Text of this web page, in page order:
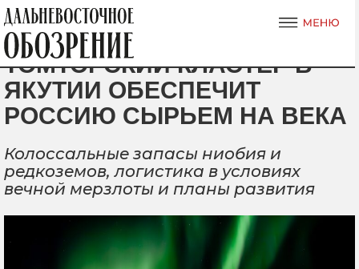
ТОМТОРСКИЙ КЛАСТЕР В
ЯКУТИИ ОБЕСПЕЧИТ
РОССИЮ СЫРЬЕМ НА ВЕКА
Колоссальные запасы ниобия и
редкоземов, логистика в условиях
вечной мерзлоты и планы развития